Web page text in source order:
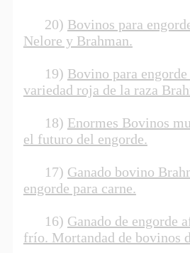
20) Bovinos para
Nelore y Brahman.
19) Bovino para
variedad roja de la raza
18) Enormes Bovinos
el futuro del engorde.
17) Ganado bovino
engorde para carne.
16) Ganado de engorde
frío. Mortandad de bovinos